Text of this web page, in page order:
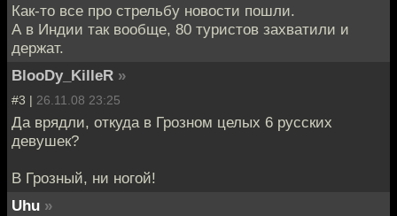
Как-то все про стрельбу новости пошли.
А в Индии так вообще, 80 туристов захватили и
держат.
BlooDy_KilleR »
#3 | 26.11.08 23:25
Да врядли, откуда в Грозном целых 6 русских
девушек?
В Грозный, ни ногой!
Uhu »